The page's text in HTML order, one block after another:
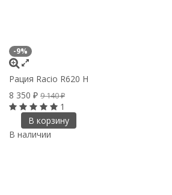
-9%
Рация Racio R620 H
8 350 ₽ 9 140₽
1
В корзину
В наличии